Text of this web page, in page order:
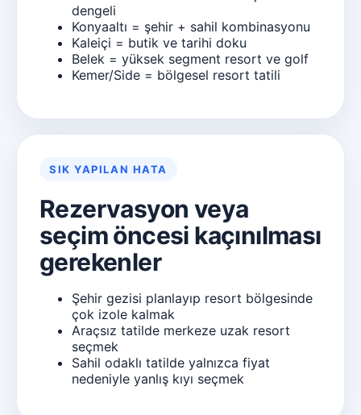
dengeli
Konyaaltı = şehir + sahil kombinasyonu
Kaleiçi = butik ve tarihi doku
Belek = yüksek segment resort ve golf
Kemer/Side = bölgesel resort tatili
SIK YAPILAN HATA
Rezervasyon veya
seçim öncesi kaçınılması
gerekenler
Şehir gezisi planlayıp resort bölgesinde
çok izole kalmak
Araçsız tatilde merkeze uzak resort
seçmek
Sahil odaklı tatilde yalnızca fiyat
nedeniyle yanlış kıyı seçmek